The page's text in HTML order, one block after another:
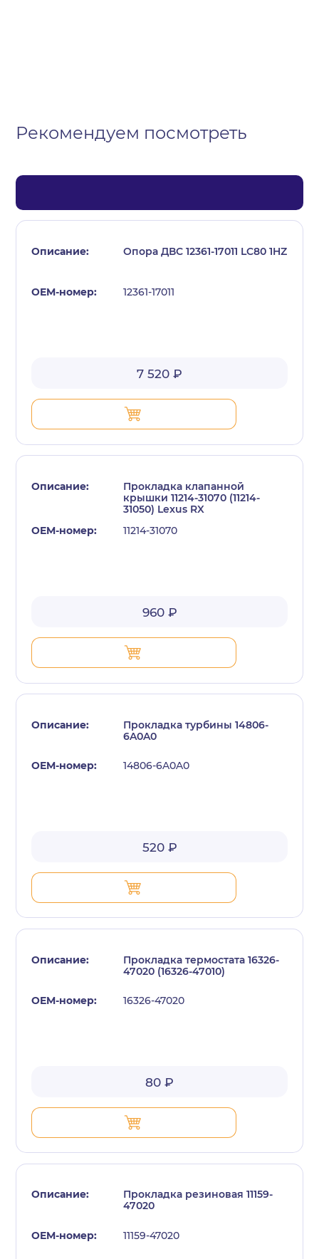
Рекомендуем посмотреть
Опора ДВС 12361-17011 LC80 1HZ
12361-17011
7 520 ₽
Прокладка клапанной
крышки 11214-31070 (11214-
31050) Lexus RX
11214-31070
960 ₽
Прокладка турбины 14806-
6A0A0
14806-6A0A0
520 ₽
Прокладка термостата 16326-
47020 (16326-47010)
16326-47020
80 ₽
Прокладка резиновая 11159-
47020
11159-47020